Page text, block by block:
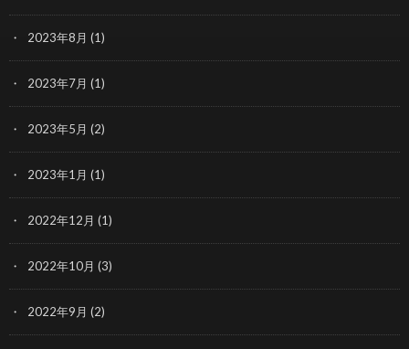
2023年8月 (1)
2023年7月 (1)
2023年5月 (2)
2023年1月 (1)
2022年12月 (1)
2022年10月 (3)
2022年9月 (2)